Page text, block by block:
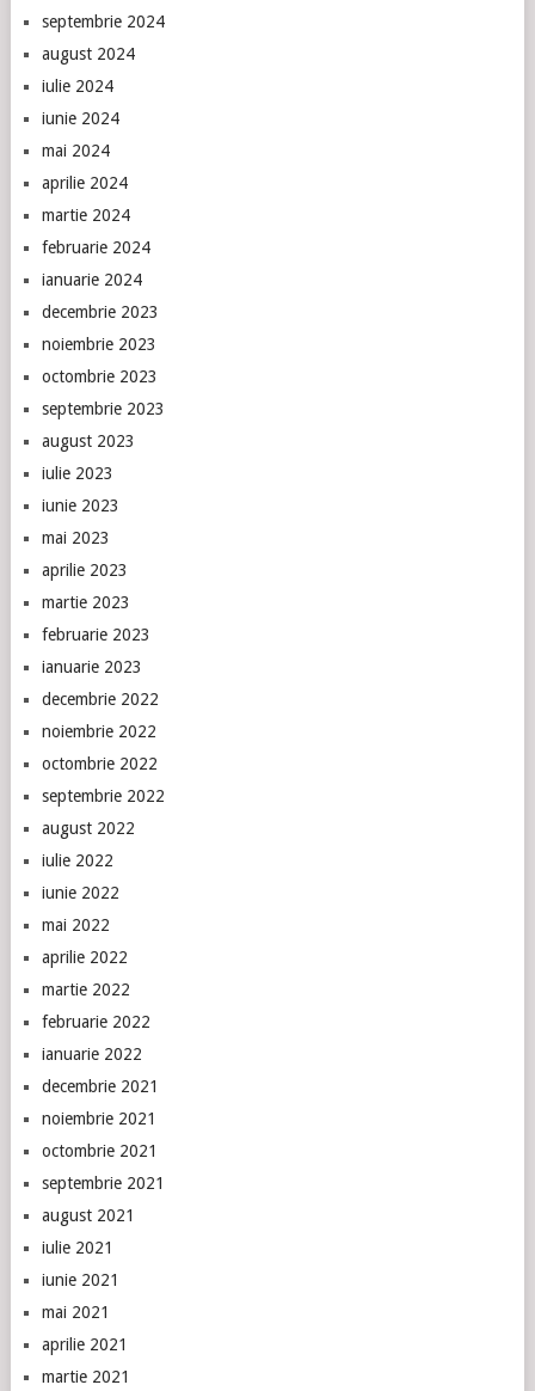
septembrie 2024
august 2024
iulie 2024
iunie 2024
mai 2024
aprilie 2024
martie 2024
februarie 2024
ianuarie 2024
decembrie 2023
noiembrie 2023
octombrie 2023
septembrie 2023
august 2023
iulie 2023
iunie 2023
mai 2023
aprilie 2023
martie 2023
februarie 2023
ianuarie 2023
decembrie 2022
noiembrie 2022
octombrie 2022
septembrie 2022
august 2022
iulie 2022
iunie 2022
mai 2022
aprilie 2022
martie 2022
februarie 2022
ianuarie 2022
decembrie 2021
noiembrie 2021
octombrie 2021
septembrie 2021
august 2021
iulie 2021
iunie 2021
mai 2021
aprilie 2021
martie 2021